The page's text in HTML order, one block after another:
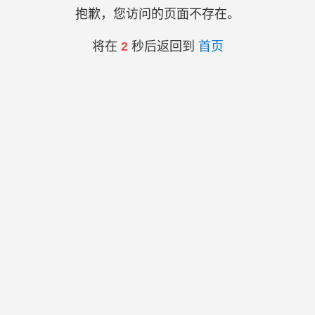
抱歉，您访问的页面不存在。
将在 2秒后返回到 首页